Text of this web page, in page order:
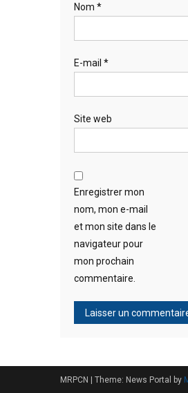
Nom *
E-mail *
Site web
Enregistrer mon
nom, mon e-mail
et mon site dans le
navigateur pour
mon prochain
commentaire.
MRPCN | Theme: News Portal by